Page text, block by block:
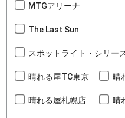
MTGアリーナ
The Last Sun
スポットライト・シリー
晴れる屋TC東京 晴
晴れる屋札幌店 晴